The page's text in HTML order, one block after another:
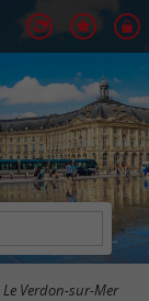
Le Verdon-sur-Mer